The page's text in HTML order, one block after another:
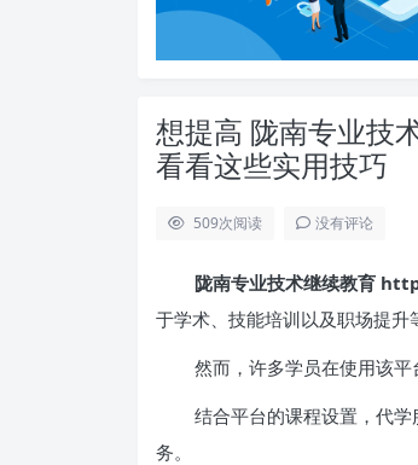
想提高 陇南专业技
看看这些实用技巧
509次阅读 没有评论
陇南专业技术继续教育
于学术、技能培训以及职场提升
然而，许多学员在使用该平
结合平台的课程设置，代
务。